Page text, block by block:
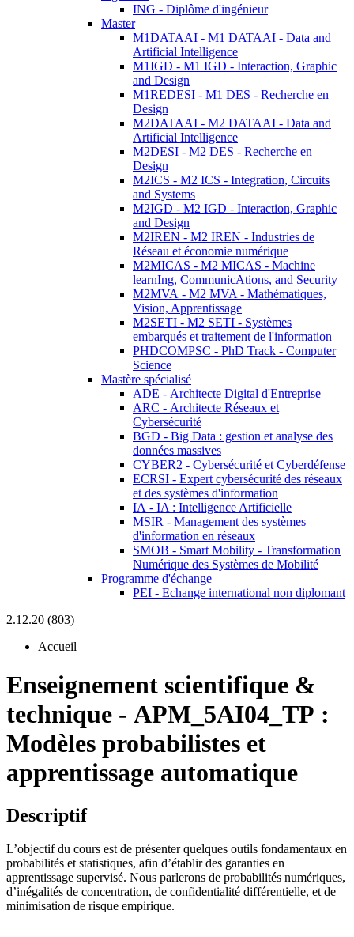
ING - Diplôme d'ingénieur
Master
M1DATAAI - M1 DATAAI - Data and
Artificial Intelligence
M1IGD - M1 IGD - Interaction, Graphic
and Design
M1REDESI - M1 DES - Recherche en
Design
M2DATAAI - M2 DATAAI - Data and
Artificial Intelligence
M2DESI - M2 DES - Recherche en
Design
M2ICS - M2 ICS - Integration, Circuits
and Systems
M2IGD - M2 IGD - Interaction, Graphic
and Design
M2IREN - M2 IREN - Industries de
Réseau et économie numérique
M2MICAS - M2 MICAS - Machine
learnIng, CommunicAtions, and Security
M2MVA - M2 MVA - Mathématiques,
Vision, Apprentissage
M2SETI - M2 SETI - Systèmes
embarqués et traitement de l'information
PHDCOMPSC - PhD Track - Computer
Science
Mastère spécialisé
ADE - Architecte Digital d'Entreprise
ARC - Architecte Réseaux et
Cybersécurité
BGD - Big Data : gestion et analyse des
données massives
CYBER2 - Cybersécurité et Cyberdéfense
ECRSI - Expert cybersécurité des réseaux
et des systèmes d'information
IA - IA : Intelligence Artificielle
MSIR - Management des systèmes
d'information en réseaux
SMOB - Smart Mobility - Transformation
Numérique des Systèmes de Mobilité
Programme d'échange
PEI - Echange international non diplomant
2.12.20 (803)
Accueil
Enseignement scientifique &
technique - APM_5AI04_TP :
Modèles probabilistes et
apprentissage automatique
Descriptif
L’objectif du cours est de présenter quelques outils fondamentaux en
probabilités et statistiques, afin d’établir des garanties en
apprentissage supervisé. Nous parlerons de probabilités numériques,
d’inégalités de concentration, de confidentialité différentielle, et de
minimisation de risque empirique.